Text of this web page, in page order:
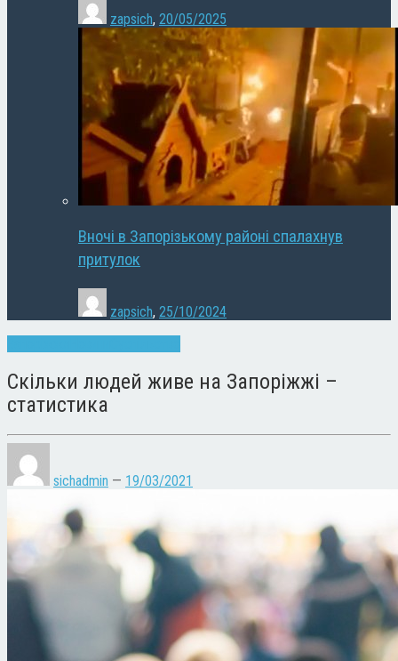
zapsich, 20/05/2025
Вночі в Запорізькому районі спалахнув
притулок
zapsich, 25/10/2024
Скільки людей живе на Запоріжжі –
статистика
sichadmin — 19/03/2021